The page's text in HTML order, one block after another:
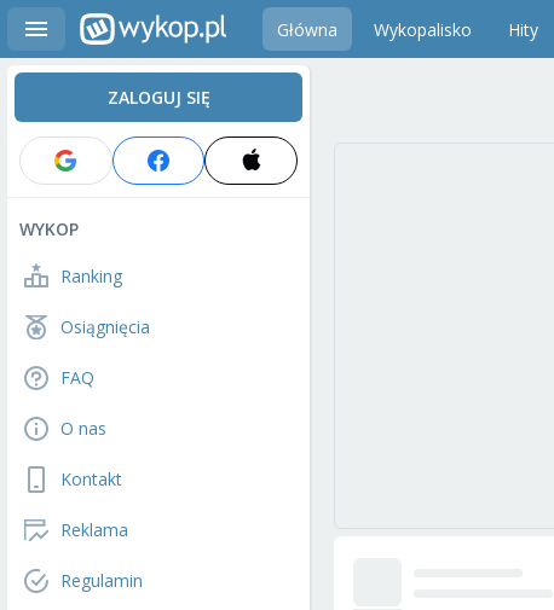
Główna Wykopalisko Hity
ZALOGUJ SIĘ
WYKOP
Ranking
Osiągnięcia
FAQ
O nas
Kontakt
Reklama
Regulamin